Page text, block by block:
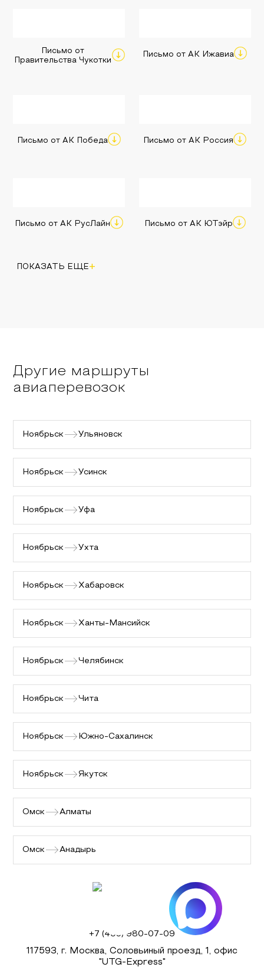
Письмо от
Правительства Чукотки
Письмо от АК Ижавиа
Письмо от АК Победа Письмо от АК Россия
Письмо от АК РусЛайн Письмо от АК ЮТэйр
ПОКАЗАТЬ ЕЩЕ+
Другие маршруты
авиаперевозок
Ноябрьск Ульяновск
Ноябрьск Усинск
Ноябрьск Уфа
Ноябрьск Ухта
Ноябрьск Хабаровск
Ноябрьск Ханты-Мансийск
Ноябрьск Челябинск
Ноябрьск Чита
Ноябрьск Южно-Сахалинск
Ноябрьск Якутск
Омск Алматы
Омск Анадырь
+7 (495) 980-07-09
117593, г. Москва, Соловьиный проезд, 1, офис
"UTG-Express"